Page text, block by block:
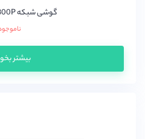
گوشی شبکه Atcom AT800P
بیشتر